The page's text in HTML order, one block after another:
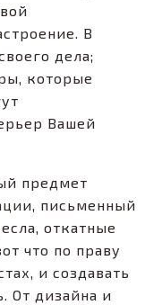
В
дела;
которые
Вашей
предмет
письменный
откатные
что по праву
и создавать
От дизайна и